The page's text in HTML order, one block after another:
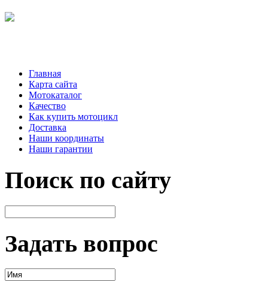
Главная
Карта сайта
Мотокаталог
Качество
Как купить мотоцикл
Доставка
Наши координаты
Наши гарантии
Поиск по сайту
Задать вопрос